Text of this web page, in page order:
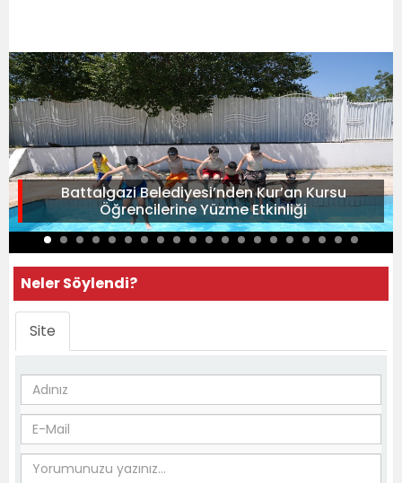
Battalgazi Belediyesi’nden Kur’an Kursu
Öğrencilerine Yüzme Etkinliği
Neler Söylendi?
Site